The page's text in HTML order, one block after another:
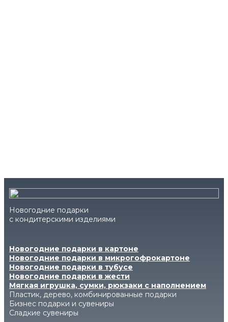
Новогодние подарки
с кондитерскими изделиями
Новогодние подарки в картоне
Новогодние подарки в микрогофрокартоне
Новогодние подарки в тубусе
Новогодние подарки в жести
Мягкая игрушка, сумки, рюкзаки с наполнением
Пластик, дерево, комбинированные подарки
Бизнес подарки и сувениры
Сладкие сувениры